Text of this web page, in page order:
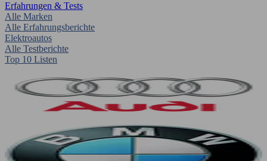
Erfahrungen & Tests
Alle Marken
Alle Erfahrungsberichte
Elektroautos
Alle Testberichte
Top 10 Listen